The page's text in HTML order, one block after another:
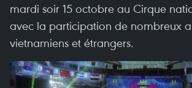
mardi soir 15 octobre au Cirque
avec la participation de nombreux
vietnamiens et étrangers.